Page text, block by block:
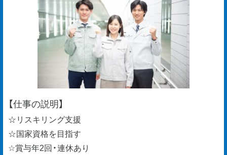
【仕事の説明】
☆リスキリング支援
☆国家資格を目指す
☆賞与年2回・連休あり